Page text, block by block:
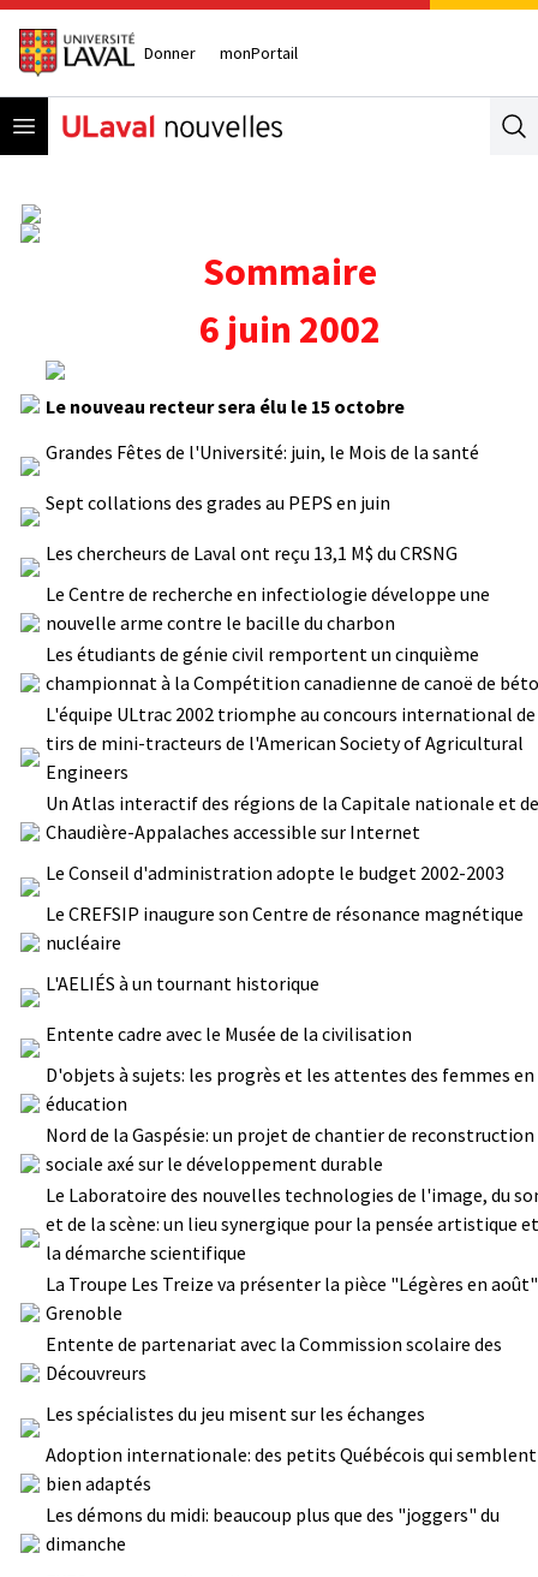
Donner monPortail
Open menu
Sommaire
6 juin 2002
Le nouveau recteur sera élu le 15 octobre
Grandes Fêtes de l'Université: juin, le Mois de la santé
Sept collations des grades au PEPS en juin
Les chercheurs de Laval ont reçu 13,1 M$ du CRSNG
Le Centre de recherche en infectiologie développe une
nouvelle arme contre le bacille du charbon
Les étudiants de génie civil remportent un cinquième
championnat à la Compétition canadienne de canoë de
L'équipe ULtrac 2002 triomphe au concours international de
tirs de mini-tracteurs de l'American Society of Agricultural
Engineers
Un Atlas interactif des régions de la Capitale nationale et de
Chaudière-Appalaches accessible sur Internet
Le Conseil d'administration adopte le budget 2002-2003
Le CREFSIP inaugure son Centre de résonance magnétique
nucléaire
L'AELIÉS à un tournant historique
Entente cadre avec le Musée de la civilisation
D'objets à sujets: les progrès et les attentes des femmes en
éducation
Nord de la Gaspésie: un projet de chantier de reconstruction
sociale axé sur le développement durable
Le Laboratoire des nouvelles technologies de l'image, du
et de la scène: un lieu synergique pour la pensée artistique et
la démarche scientifique
La Troupe Les Treize va présenter la pièce "Légères en
Grenoble
Entente de partenariat avec la Commission scolaire des
Découvreurs
Les spécialistes du jeu misent sur les échanges
Adoption internationale: des petits Québécois qui semblent
bien adaptés
Les démons du midi: beaucoup plus que des "joggers" du
dimanche